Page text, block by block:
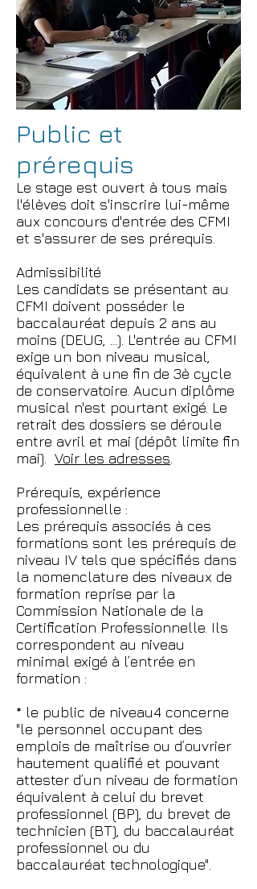
Public et
prérequis
Le stage est ouvert à tous mais
l'élèves doit s'inscrire lui-même
aux concours d'entrée des CFMI
et s'assurer de ses prérequis.
Admissibilité
Les candidats se présentant au
CFMI doivent posséder le
baccalauréat depuis 2 ans au
moins (DEUG, ...). L'entrée au CFMI
exige un bon niveau musical,
équivalent à une fin de 3è cycle
de conservatoire. Aucun diplôme
musical n'est pourtant exigé. Le
retrait des dossiers se déroule
entre avril et mai (dépôt limite fin
mai). Voir les adresses
Prérequis, expérience
professionnelle :
Les prérequis associés à ces
formations sont les prérequis de
niveau IV tels que spécifiés dans
la nomenclature des niveaux de
formation reprise par la
Commission Nationale de la
Certification Professionnelle. Ils
correspondent au niveau
minimal exigé à l’entrée en
formation :
* le public de niveau4 concerne
"le personnel occupant des
emplois de maîtrise ou d’ouvrier
hautement qualifié et pouvant
attester d’un niveau de formation
équivalent à celui du brevet
professionnel (BP), du brevet de
technicien (BT), du baccalauréat
professionnel ou du
baccalauréat technologique".